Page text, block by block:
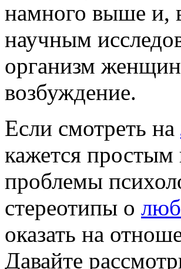
намного выше и,
научным
организм
возбуждение.
Если смотреть на
кажется
проблемы
стереотипы о
оказать на
Давайте